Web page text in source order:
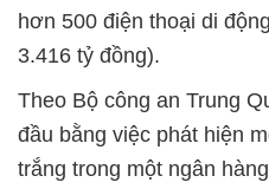
hơn 500 điện thoại di
3.416 tỷ đồng).
Theo Bộ công an Trung
đầu bằng việc phát hiện
trắng trong một ngân